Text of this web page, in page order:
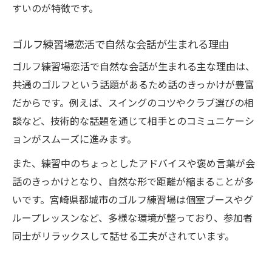
一緒に練習することで深まるゴルフ練習場
会話が弾むゴルフ練習場恋活の工夫とは何
か
ゴルフ練習場恋活で自然と親近感が生まれ
る瞬間
ゴルフ練習場恋活で実践したい距離の縮め
方
効率よく恋活を進めるためのゴルフ活用術
ゴルフ練習場恋活で時間を有効活用する秘
訣
効率的に出会えるゴルフ練習場恋活の方法
ゴルフ練習場恋活で無駄なく相手と交流す
すいのが特徴です。
ゴルフ練習場恋活で自然な会話が生まれる理由
ゴルフ練習場恋活で自然な会話が生まれる主な理由は、
共通のゴルフという話題があるため話のきっかけが豊富
だからです。例えば、スイングのコツやクラブ選びの相
談など、技術的な話題を通じて相手とのコミュニケーシ
ョンがスムーズに進みます。
また、練習中のちょっとしたアドバイスや褒め言葉が会
話のきっかけとなり、自然な形で距離が縮まることが多
いです。宮崎県都城市のゴルフ練習場は個室ブースやグ
ループレッスンなど、多様な環境が整っており、参加者
同士がリラックスして話せる工夫がされています。